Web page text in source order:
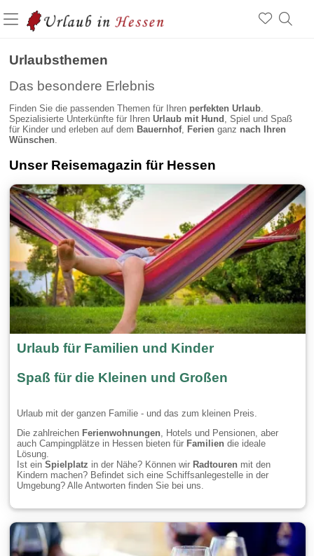
Urlaubsthemen
Das besondere Erlebnis
Finden Sie die passenden Themen für Ihren perfekten Urlaub
Spezialisierte Unterkünfte für IhrenUrlaub mit Hund
, Spiel und Spaß
für Kinder und erleben auf dem Bauernhof, Ferien ganz nach Ihren
Wünschen
Unser Reisemagazin für Hessen
Urlaub für Familien und Kinder
Spaß für die Kleinen und Großen
Urlaub mit der ganzen Familie - und das zum kleinen Preis.
Die zahlreichen Ferienwohnungen, Hotels und Pensionen, aber
auch Campingplätze in Hessen bieten für Familien die ideale
Lösung.
Ist einSpielplatz in der Nähe? Können wir Radtouren mit den
Kindern machen? Befindet sich eine Schiffsanlegestelle in der
Umgebung? Alle Antworten finden Sie bei uns.